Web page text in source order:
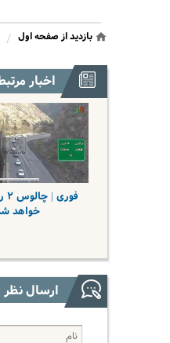
بازدید از صفحه اول /
اخبار
خواهد
ارسال نظر